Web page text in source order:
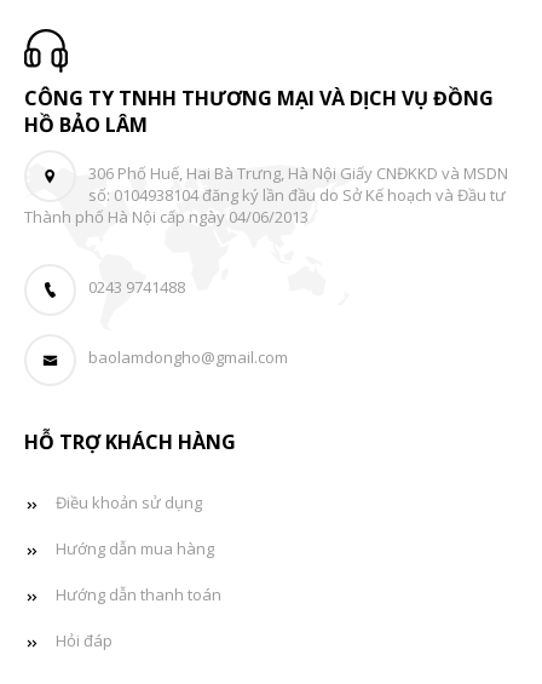
CÔNG TY TNHH THƯƠNG MẠI VÀ DỊCH VỤ ĐỒNG
HỒ BẢO LÂM
306 Phố Huế, Hai Bà Trưng, Hà Nội Giấy CNĐKKD và MSDN
số: 0104938104 đăng ký lần đầu do Sở Kế hoạch và Đầu tư
Thành phố Hà Nội cấp ngày 04/06/2013
0243 9741488
baolamdongho@gmail.com
HỖ TRỢ KHÁCH HÀNG
Điều khoản sử dụng
Hướng dẫn mua hàng
Hướng dẫn thanh toán
Hỏi đáp